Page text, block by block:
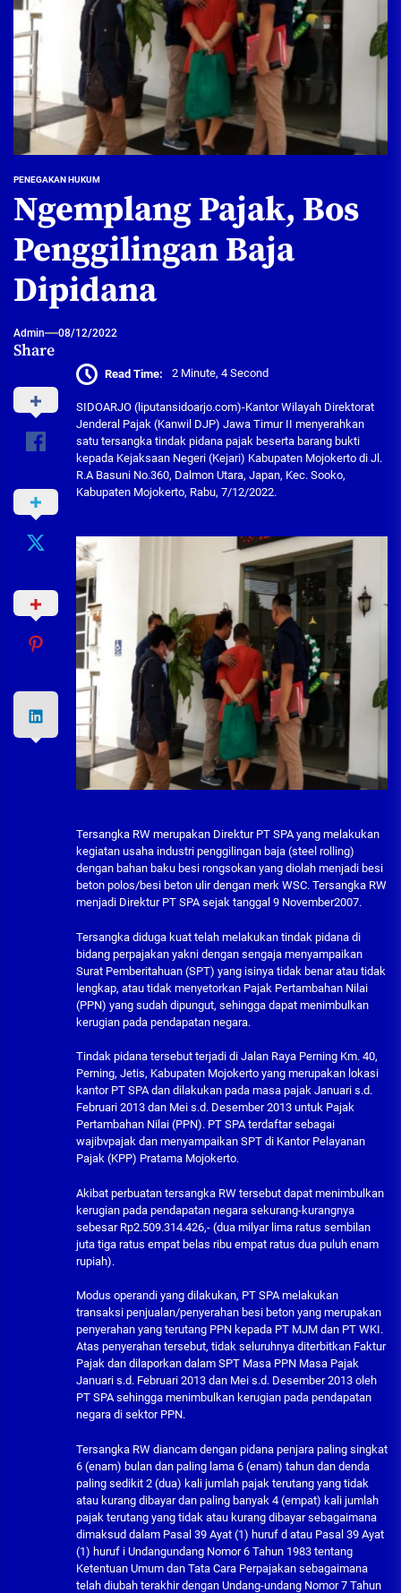
PENEGAKAN HUKUM
Ngemplang Pajak, Bos
Penggilingan Baja
Dipidana
Admin 08/12/2022
Share
Read Time: 2 Minute, 4 Second
SIDOARJO (liputansidoarjo.com)-Kantor Wilayah Direktorat
Jenderal Pajak (Kanwil DJP) Jawa Timur II menyerahkan
satu tersangka tindak pidana pajak beserta barang bukti
kepada Kejaksaan Negeri (Kejari) Kabupaten Mojokerto di Jl.
R.A Basuni No.360, Dalmon Utara, Japan, Kec. Sooko,
Kabupaten Mojokerto, Rabu, 7/12/2022.
Tersangka RW merupakan Direktur PT SPA yang melakukan
kegiatan usaha industri penggilingan baja (steel rolling)
dengan bahan baku besi rongsokan yang diolah menjadi besi
beton polos/besi beton ulir dengan merk WSC. Tersangka RW
menjadi Direktur PT SPA sejak tanggal 9 November2007.
Tersangka diduga kuat telah melakukan tindak pidana di
bidang perpajakan yakni dengan sengaja menyampaikan
Surat Pemberitahuan (SPT) yang isinya tidak benar atau tidak
lengkap, atau tidak menyetorkan Pajak Pertambahan Nilai
(PPN) yang sudah dipungut, sehingga dapat menimbulkan
kerugian pada pendapatan negara.
Tindak pidana tersebut terjadi di Jalan Raya Perning Km. 40,
Perning, Jetis, Kabupaten Mojokerto yang merupakan lokasi
kantor PT SPA dan dilakukan pada masa pajak Januari s.d.
Februari 2013 dan Mei s.d. Desember 2013 untuk Pajak
Pertambahan Nilai (PPN). PT SPA terdaftar sebagai
wajibvpajak dan menyampaikan SPT di Kantor Pelayanan
Pajak (KPP) Pratama Mojokerto.
Akibat perbuatan tersangka RW tersebut dapat menimbulkan
kerugian pada pendapatan negara sekurang-kurangnya
sebesar Rp2.509.314.426,- (dua milyar lima ratus sembilan
juta tiga ratus empat belas ribu empat ratus dua puluh enam
rupiah).
Modus operandi yang dilakukan, PT SPA melakukan
transaksi penjualan/penyerahan besi beton yang merupakan
penyerahan yang terutang PPN kepada PT MJM dan PT WKI.
Atas penyerahan tersebut, tidak seluruhnya diterbitkan Faktur
Pajak dan dilaporkan dalam SPT Masa PPN Masa Pajak
Januari s.d. Februari 2013 dan Mei s.d. Desember 2013 oleh
PT SPA sehingga menimbulkan kerugian pada pendapatan
negara di sektor PPN.
Tersangka RW diancam dengan pidana penjara paling singkat
6 (enam) bulan dan paling lama 6 (enam) tahun dan denda
paling sedikit 2 (dua) kali jumlah pajak terutang yang tidak
atau kurang dibayar dan paling banyak 4 (empat) kali jumlah
pajak terutang yang tidak atau kurang dibayar sebagaimana
dimaksud dalam Pasal 39 Ayat (1) huruf d atau Pasal 39 Ayat
(1) huruf i Undangundang Nomor 6 Tahun 1983 tentang
Ketentuan Umum dan Tata Cara Perpajakan sebagaimana
telah diubah terakhir dengan Undang-undang Nomor 7 Tahun